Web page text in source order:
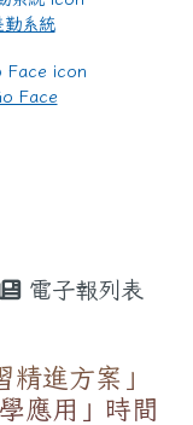
勤系統
Face
電子報列表
進方案」
應用」時間